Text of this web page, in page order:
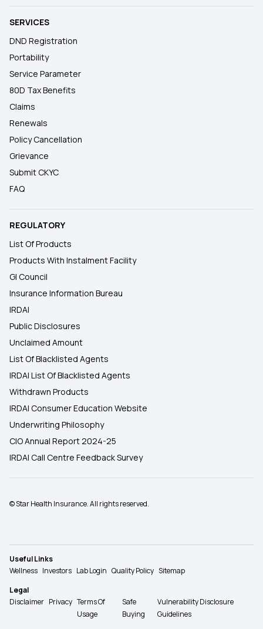
SERVICES
DND Registration
Portability
Service Parameter
80D Tax Benefits
Claims
Renewals
Policy Cancellation
Grievance
Submit CKYC
FAQ
REGULATORY
List Of Products
Products With Instalment Facility
GI Council
Insurance Information Bureau
IRDAI
Public Disclosures
Unclaimed Amount
List Of Blacklisted Agents
IRDAI List Of Blacklisted Agents
Withdrawn Products
IRDAI Consumer Education Website
Underwriting Philosophy
CIO Annual Report 2024-25
IRDAI Call Centre Feedback Survey
© Star Health Insurance. All rights reserved.
Useful Links
Wellness Investors Lab Login Quality Policy Sitemap
Legal
Disclaimer Privacy Terms Of
Usage
Safe
Buying
Vulnerability Disclosure
Guidelines